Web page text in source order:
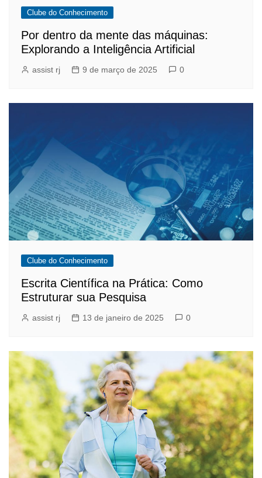
Clube do Conhecimento
Por dentro da mente das máquinas:
Explorando a Inteligência Artificial
assist rj 9 de março de 2025 0
Clube do Conhecimento
Escrita Científica na Prática: Como
Estruturar sua Pesquisa
assist rj 13 de janeiro de 2025 0